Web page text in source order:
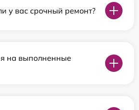
у вас срочный ремонт?
на выполненные